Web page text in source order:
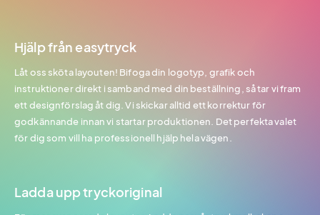
Hjälp från easytryck
Låt oss sköta layouten! Bifoga din logotyp, grafik och
instruktioner direkt i samband med din beställning, så tar vi fram
ett designförslag åt dig. Vi skickar alltid ett korrektur för
godkännande innan vi startar produktionen. Det perfekta valet
för dig som vill ha professionell hjälp hela vägen.
Ladda upp tryckoriginal